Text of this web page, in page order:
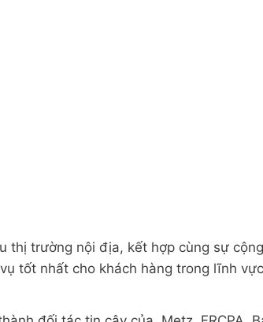
trường nội địa, kết hợp cùng sự
tốt nhất cho khách hàng trong lĩnh